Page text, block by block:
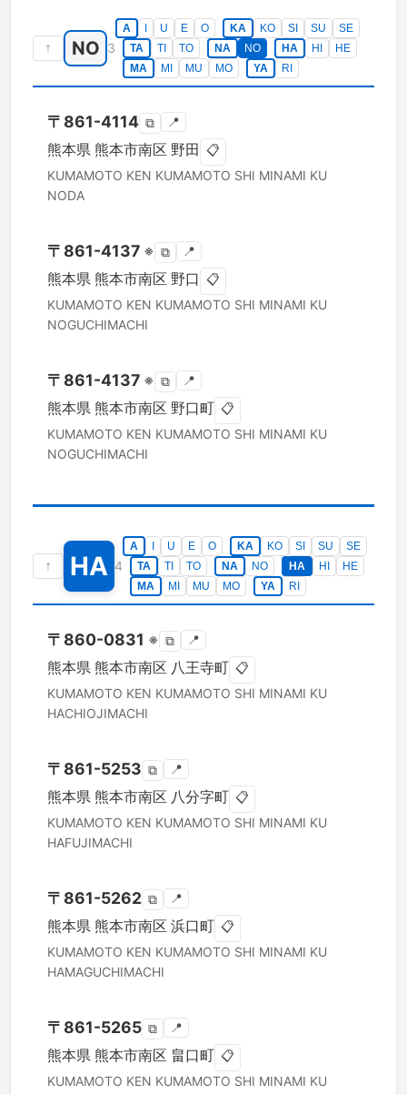
↑ NO 3
A U E O KA KO SI SU
SE
TA
TI TO NA NO HA HI
HE
MA
MI MU MO YA RI
〒 861-4114 ⧉ 📍
熊本県 熊本市南区 野田 📋
KUMAMOTO KEN KUMAMOTO SHI MINAMI KU
NODA
〒 861-4137 ※ ⧉ 📍
熊本県 熊本市南区 野口 📋
KUMAMOTO KEN KUMAMOTO SHI MINAMI KU
NOGUCHIMACHI
〒 861-4137 ※ ⧉ 📍
熊本県 熊本市南区 野口町 📋
KUMAMOTO KEN KUMAMOTO SHI MINAMI KU
NOGUCHIMACHI
↑ HA 4
A U E O KA KO SI SU
SE
TA
TI TO NA NO HA HI
HE
MA
MI MU MO YA RI
〒 860-0831 ※ ⧉ 📍
熊本県 熊本市南区 八王寺町 📋
KUMAMOTO KEN KUMAMOTO SHI MINAMI KU
HACHIOJIMACHI
〒 861-5253 ⧉ 📍
熊本県 熊本市南区 八分字町 📋
KUMAMOTO KEN KUMAMOTO SHI MINAMI KU
HAFUJIMACHI
〒 861-5262 ⧉ 📍
熊本県 熊本市南区 浜口町 📋
KUMAMOTO KEN KUMAMOTO SHI MINAMI KU
HAMAGUCHIMACHI
〒 861-5265 ⧉ 📍
熊本県 熊本市南区 畠口町 📋
KUMAMOTO KEN KUMAMOTO SHI MINAMI KU